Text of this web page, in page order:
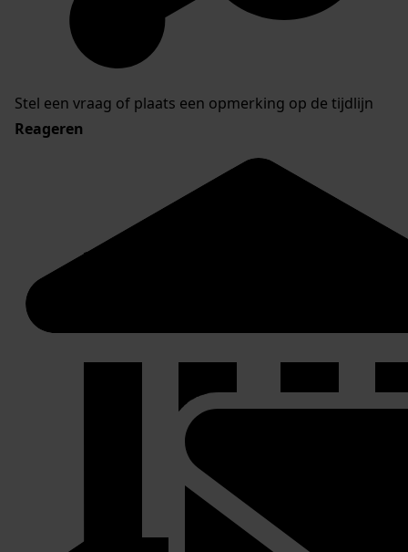
Stel een vraag of plaats een opmerking op de tijdlijn
Reageren